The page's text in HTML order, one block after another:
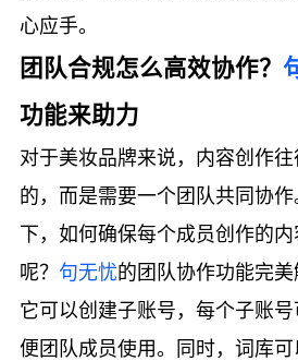
心应手。
团队合规怎么高效协作？
功能来助力
对于美妆品牌来说，内容创作
的，而是需要一个团队共同协
下，如何确保每个成员创作的
呢？ 句无忧的团队协作功能完美
它可以创建子账号，每个子账
便团队成员使用。同时，词库